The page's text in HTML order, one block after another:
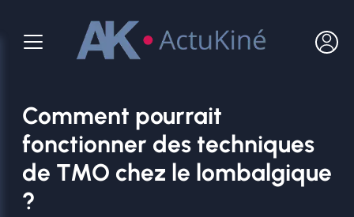
contenu
Comment pourrait
fonctionner des techniques
de TMO chez le lombalgique
?